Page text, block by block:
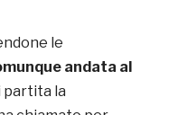
le
andata al
partita la